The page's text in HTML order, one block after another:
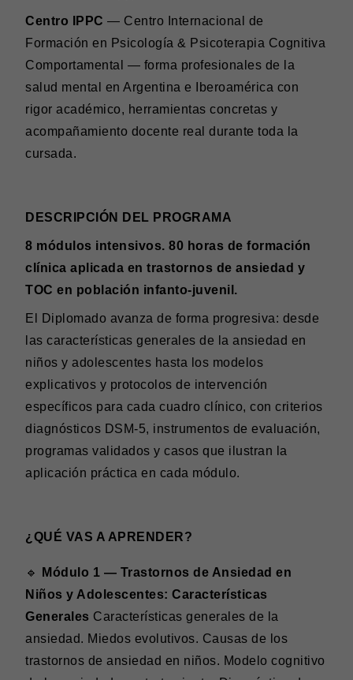
Centro IPPC — Centro Internacional de
Formación en Psicología & Psicoterapia Cognitiva
Comportamental — forma profesionales de la
salud mental en Argentina e Iberoamérica con
rigor académico, herramientas concretas y
acompañamiento docente real durante toda la
cursada.
DESCRIPCIÓN DEL PROGRAMA
8 módulos intensivos. 80 horas de formación
clínica aplicada en trastornos de ansiedad y
TOC en población infanto-juvenil.
El Diplomado avanza de forma progresiva: desde
las características generales de la ansiedad en
niños y adolescentes hasta los modelos
explicativos y protocolos de intervención
específicos para cada cuadro clínico, con criterios
diagnósticos DSM-5, instrumentos de evaluación,
programas validados y casos que ilustran la
aplicación práctica en cada módulo.
¿QUÉ VAS A APRENDER?
🔹
Módulo 1 — Trastornos de Ansiedad en
Niños y Adolescentes: Características
Generales Características generales de la
ansiedad. Miedos evolutivos. Causas de los
trastornos de ansiedad en niños. Modelo cognitivo